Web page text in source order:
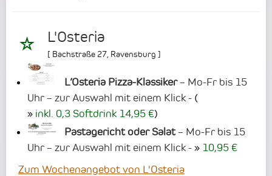
L'Osteria
[ Bachstraße 27 Ravensburg ]
L’Osteria Pizza-Klassiker– Mo-Fr bis 15
Uhr – zur Auswahl mit einem Klick - (
inkl. 0,3 Softdrink 14,95 €)
Pastagericht oder Salat– Mo-Fr bis 15
Uhr – zur Auswahl mit einem Klick -
10,95 €
Zum Wochenangebot von L'Osteria